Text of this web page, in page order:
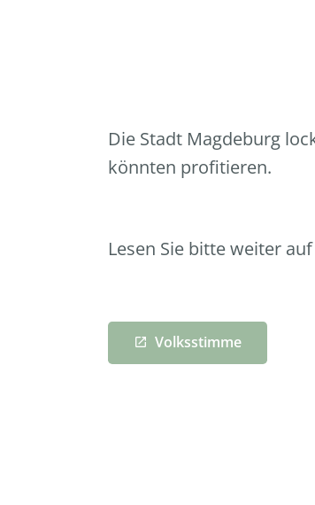
Die Stadt Magdeburg
könnten profitieren.
Lesen Sie bitte weiter
launch Volksstimme